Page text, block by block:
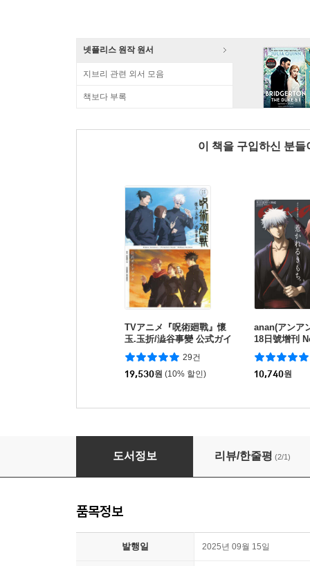
넷플리스 원작 원서
지브리 관련 외서 모음
책보다 부록
이 책을 구입하신 분
TVアニメ『呪術廻戰』懷
玉.玉折/澁谷事變 公式ガイ
ドブック
29건
19,530원 (10% 할인)
anan(アンア
18日號增刊
刊 スペシャ
ョン(坂田銀
10,740원
빅 이슈 대만 THE BIG ISSUE 2025년 09월호
도서정보 리뷰/한줄평 (2/1)
품목정보
발행일 2025년 09월 15일